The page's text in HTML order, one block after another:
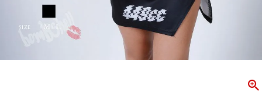
CONTENTS